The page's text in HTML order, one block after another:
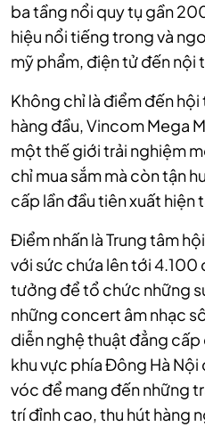
ba tầng nổi quy tụ gần
hiệu nổi tiếng trong và
mỹ phẩm, điện tử đến nội
Không chỉ là điểm đến
hàng đầu, Vincom Mega
một thế giới trải nghiệm
chỉ mua sắm mà còn tận
cấp lần đầu tiên xuất hiện
Điểm nhấn là Trung tâm
với sức chứa lên tới
tưởng để tổ chức những
những concert âm nhạc
diễn nghệ thuật đẳng
khu vực phía Đông Hà
vóc để mang đến những
trí đỉnh cao, thu hút hàng